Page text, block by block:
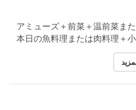
【コース内容】アミューズ＋前菜＋温前
本日の魚料理または肉料理＋